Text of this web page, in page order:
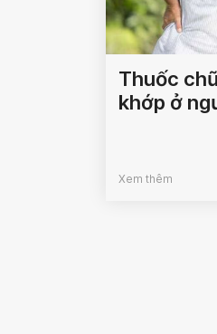
Thuốc
khớp ở
Xem thêm